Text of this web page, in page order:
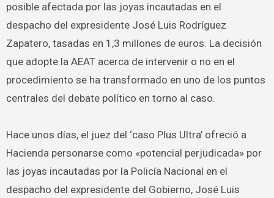
posible afectada por las joyas incautadas en el
despacho del expresidente José Luis Rodríguez
Zapatero, tasadas en 1,3 millones de euros. La decisión
que adopte la AEAT acerca de intervenir o no en el
procedimiento se ha transformado en uno de los puntos
centrales del debate político en torno al caso.
Hace unos días, el juez del ‘caso Plus Ultra’ ofreció a
Hacienda personarse como «potencial perjudicada» por
las joyas incautadas por la Policía Nacional en el
despacho del expresidente del Gobierno, José Luis